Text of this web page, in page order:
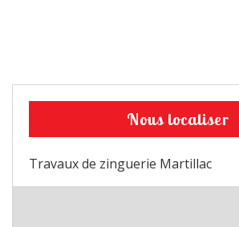
Nous localiser
Travaux de zinguerie Martillac